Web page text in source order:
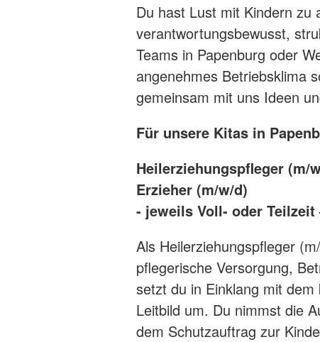
Du hast Lust mit Kindern zu
verantwortungsbewusst,
Teams in Papenburg oder
angenehmes Betriebsklima
gemeinsam mit uns Ideen
Für unsere Kitas in
Heilerziehungspfleger (m/
Erzieher (m/w/d)
- jeweils Voll- oder Teilzeit
Als Heilerziehungspfleger
pflegerische Versorgung,
setzt du in Einklang mit
Leitbild um. Du nimmst die
dem Schutzauftrag zur